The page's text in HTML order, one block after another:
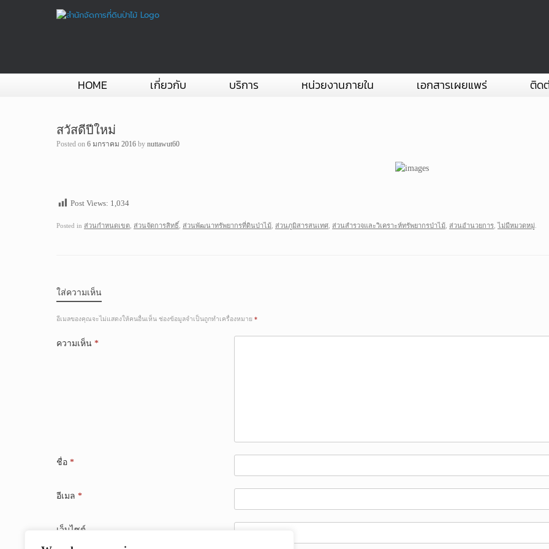
HOME เกี่ยวกับ บริการ หน่วยงานภายใน เอกสารเผยแพร่ ติด
สวัสดีปีใหม่
Posted on 6 มกราคม 2016 by nuttawut60
Post Views: 1,034
Posted in ส่วนกำหนดเขต ส่วนจัดการสิทธิ์ ส่วนพัฒนาทรัพยากรที่ดินป่าไม้ ส่วนภูมิสารสนเทศ ส่วนสำรวจและวิเคราะห์ทรัพยากรป่าไม้ ส่วนอำนวยการ ,ไม่มีหมวดหมู่
ใส่ความเห็น
อีเมลของคุณจะไม่แสดงให้คนอื่นเห็น ช่องข้อมูลจำเป็นถูกทำเครื่องหมาย *
ความเห็น *
ชื่อ *
อีเมล *
เว็บไซต์